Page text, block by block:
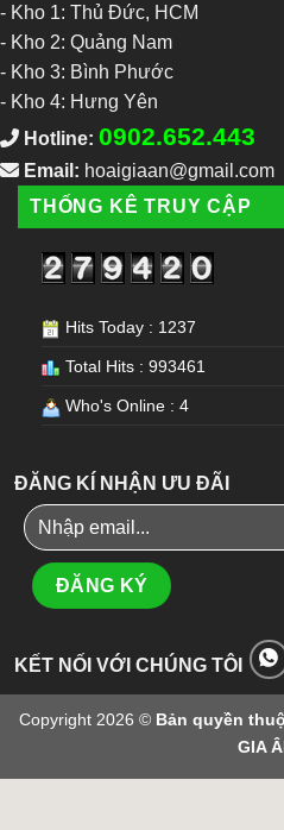
- Kho 1: Thủ Đức, HCM
- Kho 2: Quảng Nam
- Kho 3: Bình Phước
- Kho 4: Hưng Yên
Hotline: 0902.652.443
Email: hoaigiaan@gmail.com
THỐNG KÊ TRUY CẬP
Hits Today : 1237
Total Hits : 993461
Who's Online : 4
ĐĂNG KÍ NHẬN ƯU ĐÃI
KẾT NỐI VỚI CHÚNG TÔI
Copyright 2026 © Bản quyền
GIA